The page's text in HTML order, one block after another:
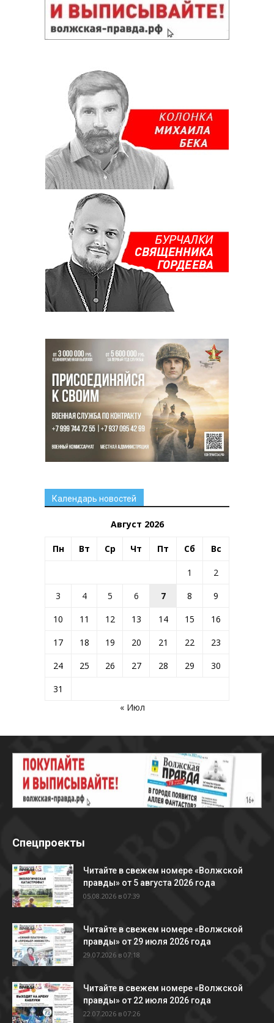
Календарь новостей
Август 2026
Пн Вт Ср Чт Пт Сб Вс
1
2
3
4 5 6 7 8
9
10
11 12 13 14 15
16
17
18 19 20 21 22
23
24
25 26 27 28 29
30
31
« Июл
Спецпроекты
Читайте в свежем номере «Волжской
правды» от 5 августа 2026 года
05.08.2026 в 07:39
Читайте в свежем номере «Волжской
правды» от 29 июля 2026 года
29.07.2026 в 07:18
Читайте в свежем номере «Волжской
правды» от 22 июля 2026 года
22.07.2026 в 07:26